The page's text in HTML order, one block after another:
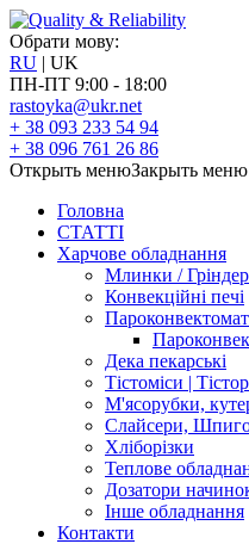
Обрати мову:
RU | UK
ПН-ПТ 9:00 - 18:00
rastoyka@ukr.net
+ 38 093 233 54 94
+ 38 096 761 26 86
Открыть менюЗакрыть меню
Головна
СТАТТІ
Харчове обладнання
Млинки /
Конвекційні печі
Дека пекарські
Тістоміси |
М'ясорубки,
Слайсери,
Хліборізки
Теплове
Дозатори
Інше обладнання
Контакти